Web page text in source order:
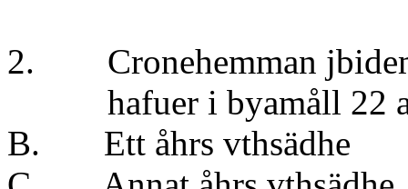
2. Cronehemman
hafuer i byamåll 22
B. Ett åhrs